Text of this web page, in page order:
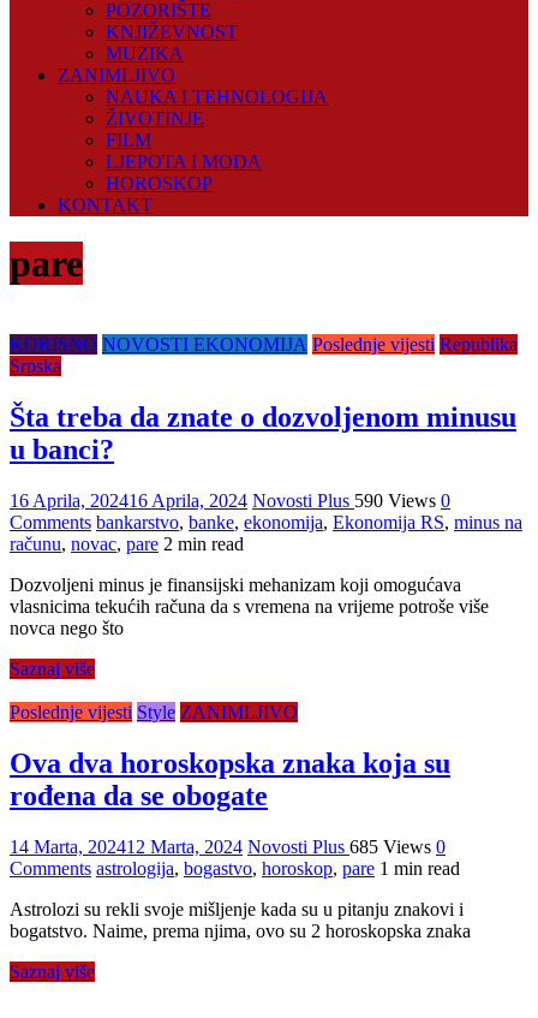
POZORIŠTE
KNJIŽEVNOST
MUZIKA
ZANIMLJIVO
NAUKA I TEHNOLOGIJA
ŽIVOTINJE
FILM
LJEPOTA I MODA
HOROSKOP
KONTAKT
pare
KORISNO NOVOSTI EKONOMIJA Poslednje vijesti Republika
Srpska
Šta treba da znate o dozvoljenom minusu
u banci?
16 Aprila, 202416 Aprila, 2024 Novosti Plus 590 Views 0
Comments bankarstvo, banke, ekonomija, Ekonomija RS, minus na
računu, novac, pare 2 min read
Dozvoljeni minus je finansijski mehanizam koji omogućava
vlasnicima tekućih računa da s vremena na vrijeme potroše više
novca nego što
Saznaj više
Poslednje vijesti Style ZANIMLJIVO
Ova dva horoskopska znaka koja su
rođena da se obogate
14 Marta, 202412 Marta, 2024 Novosti Plus 685 Views 0
Comments astrologija, bogastvo, horoskop, pare 1 min read
Astrolozi su rekli svoje mišljenje kada su u pitanju znakovi i
bogatstvo. Naime, prema njima, ovo su 2 horoskopska znaka
Saznaj više